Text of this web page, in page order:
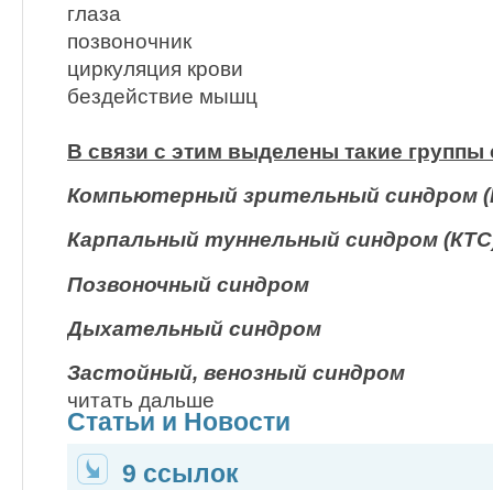
глаза
позвоночник
циркуляция крови
бездействие мышц
В связи с этим выделены такие
Компьютерный зрительный синдром
Карпальный туннельный синдром
Позвоночный синдром
Дыхательный синдром
Застойный, венозный синдром
читать дальше
Статьи и Новости
9 ссылок